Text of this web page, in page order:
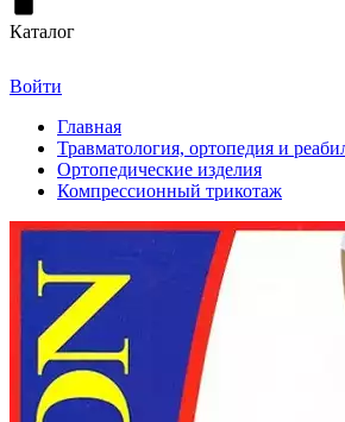
Каталог
Войти
Главная
Травматология, ортопедия и
Ортопедические изделия
Компрессионный трикотаж